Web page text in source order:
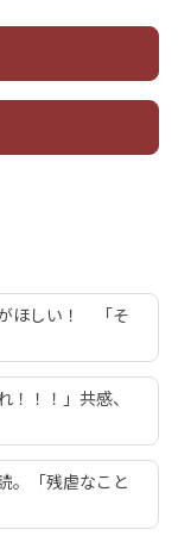
ほしい！ 「そ
！！！」共感、
。「残虐なこと